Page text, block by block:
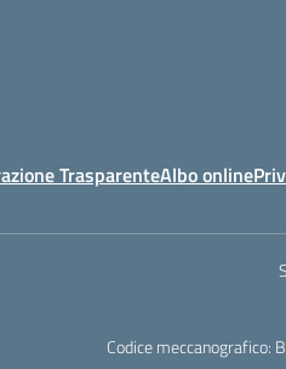
TrasparenteAlbo online
Codice meccanografico: